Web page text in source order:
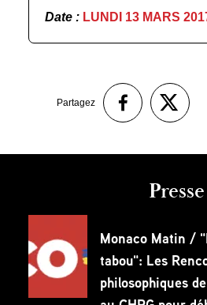
Date : LUNDI 13 MARS
Partagez
Presse
Monaco Matin /
tabou": Les
philosophiques